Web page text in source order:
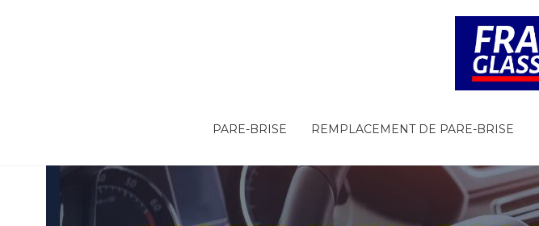
PARE-BRISE REMPLACEMENT DE PARE-BRISE